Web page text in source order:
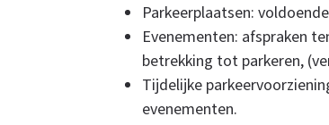
Parkeerplaatsen:
Evenementen: afspraken
betrekking tot parkeren,
Tijdelijke
evenementen.